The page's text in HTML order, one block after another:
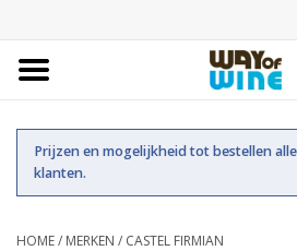
Bestellingen
Prijzen en mogelijkheid tot bestellen
klanten.
HOME/ MERKEN / CASTEL FIRMIAN